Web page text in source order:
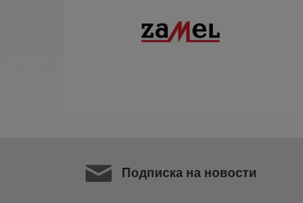
Подписка на новости